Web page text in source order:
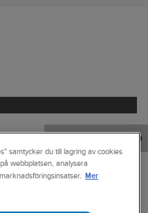
0
samtycker du till lagring av cookies
webbplatsen, analysera
Mer